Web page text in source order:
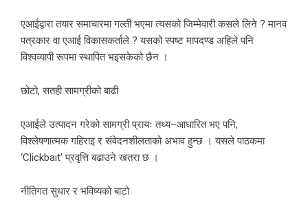
एआईद्वारा तयार समाचारमा गल्ती भएमा त्यसको जिम्मेवारी कसले लिने ? मानव
पत्रकार वा एआई विकासकर्ताले ? यसको स्पष्ट मापदण्ड अहिले पनि
विश्वव्यापी रूपमा स्थापित भइसकेको छैन ।
छोटो, सतही सामग्रीको बाढी
एआईले उत्पादन गरेको सामग्री प्रायः तथ्य–आधारित भए पनि,
विश्लेषणात्मक गहिराइ र संवेदनशीलताको अभाव हुन्छ । यसले पाठकमा
‘Clickbait’ प्रवृत्ति बढाउने खतरा छ ।
नीतिगत सुधार र भविष्यको बाटो